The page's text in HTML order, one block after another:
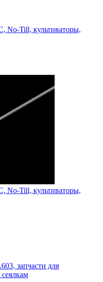
No-Till, культиваторы,
No-Till, культиваторы,
запчасти для
сеялкам